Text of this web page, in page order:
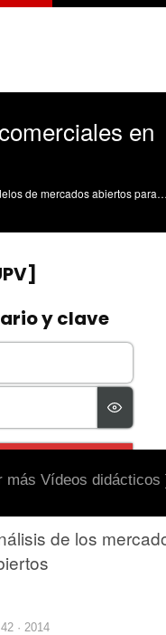
en
El polimedia describe cómo utilizar los modelos de mercados abiertos para analizar los efectos de las políticas comerciales; en particular, se utilizan los casos de arancel y subvención a las
más Vídeos didácticos
de los
· 2014